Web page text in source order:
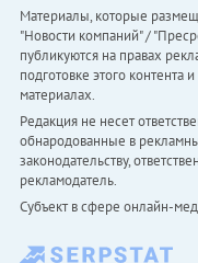
Материалы, которые
"Новости компаний" /
публикуются на правах
подготовке этого контента
материалах.
Редакция не несет
обнародованные в
законодательству,
рекламодатель.
Субъект в сфере онлайн-